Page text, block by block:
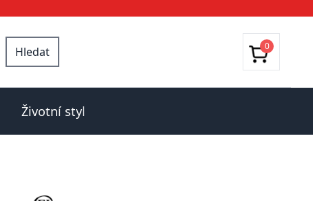
Hledat 0
Životní styl